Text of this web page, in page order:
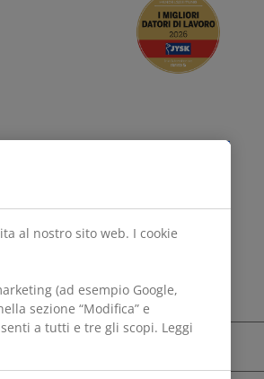
Lingua
al nostro sito web. I cookie
(ad esempio Google,
sezione “Modifica” e
a tutti e tre gli scopi. Leggi